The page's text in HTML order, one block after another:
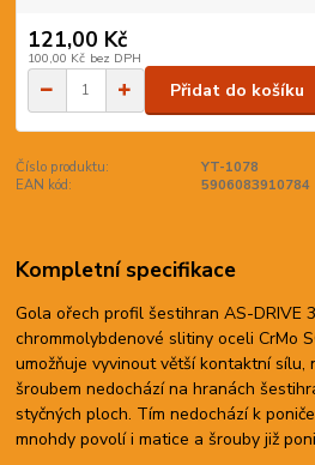
121,00 Kč
100,00 Kč bez DPH
Přidat do košíku
Číslo produktu:
YT-1078
EAN kód:
5906083910784
Kompletní specifikace
Gola ořech profil šestihran AS-DRIVE
chrommolybdenové slitiny oceli CrMo
umožňuje vyvinout větší kontaktní sílu,
šroubem nedochází na hranách
styčných ploch. Tím nedochází k
mnohdy povolí i matice a šrouby již